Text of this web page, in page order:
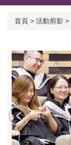
首頁 > 活動剪影 >